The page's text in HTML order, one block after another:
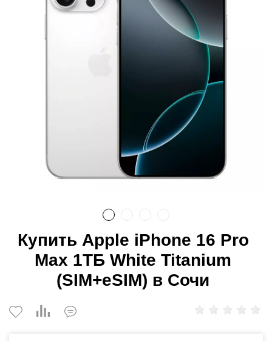
Купить Apple iPhone 16 Pro
Max 1ТБ White Titanium
(SIM+eSIM) в Сочи